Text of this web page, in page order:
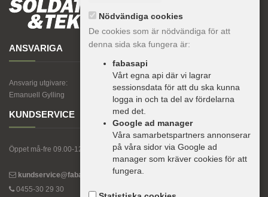
ANSVARIGA
Ansvarig utgivare:
Emanuell Gylling
KUNDSERVICE
Öppet må-fre 09.00-12.00, 13.00-15.00.
kundservice@fabas.se
0455-30 29 30
Nödvändiga cookies
De cookies som är nödvändiga för att
denna sida ska fungera är:
fabasapi
Vårt egna api där vi lagrar
sessionsdata för att du ska kunna
logga in och ta del av fördelarna
med det.
Google ad manager
Våra samarbetspartners annonserar
på våra sidor via Google ad
manager som kräver cookies för att
fungera.